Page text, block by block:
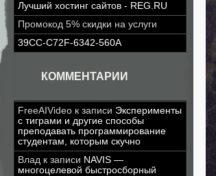
Лучший хостинг сайтов - REG.RU
Промокод 5% скидки на услуги
39CC-C72F-6342-560A
КОММЕНТАРИИ
FreeAIVideo к записи Эксперименты
с тиграми и другие способы
преподавать программирование
студентам, которым скучно
Влад к записи NAVIS —
многоцелевой быстросборный